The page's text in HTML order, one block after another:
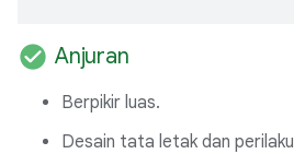
check_circle Anjuran
Berpikir luas.
Desain tata letak dan